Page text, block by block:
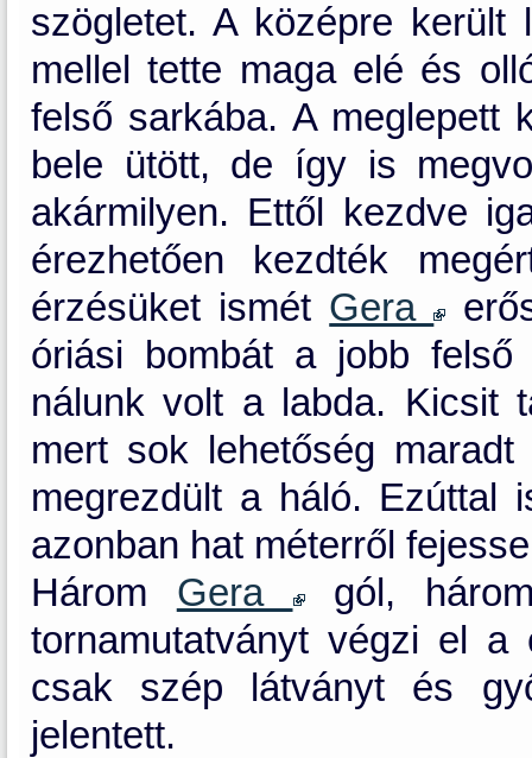
szögletet. A középre
mellel tette maga elé és
felső sarkába. A meglepett
bele ütött, de így is
akármilyen. Ettől kezdve
érezhetően kezdték
érzésüket ismét Gera
óriási bombát a jobb
nálunk volt a labda. Kicsit
mert sok lehetőség
megrezdült a háló. Ezúttal
azonban hat méterről
Három Gera
gól, három
tornamutatványt végzi el
csak szép látványt és
jelentett.